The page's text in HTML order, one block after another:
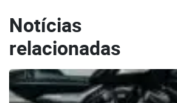
Notícias
relacionadas